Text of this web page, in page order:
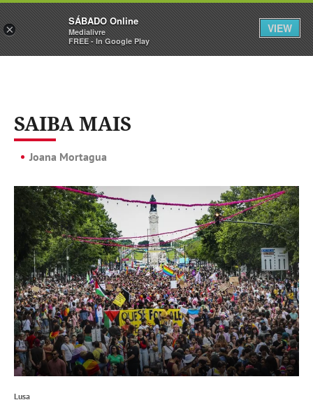
Sábado Assine Iniciar Sessão
SAIBA MAIS
Joana Mortagua
Lusa
×
SÁBADO Online
Medialivre
FREE - In Google Play
VIEW